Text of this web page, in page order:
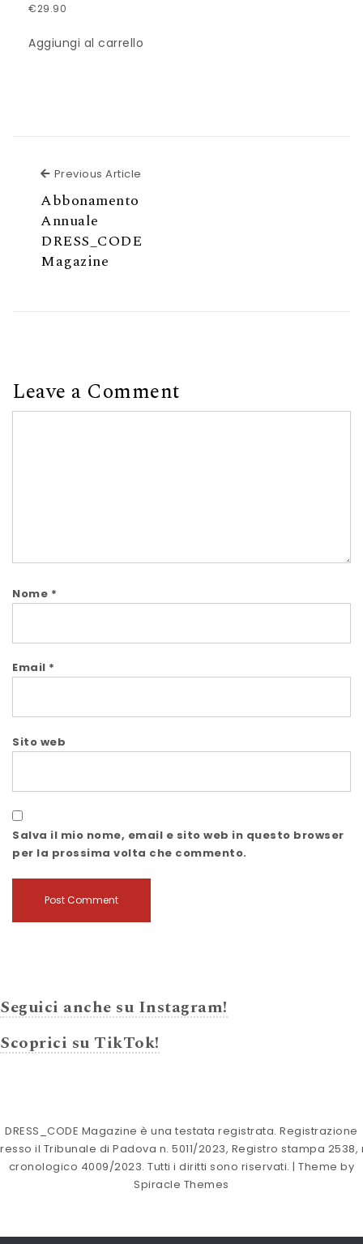
€29.90
Aggiungi al carrello
Previous Article
Abbonamento
Annuale
DRESS_CODE
Magazine
Leave a Comment
Nome *
Email *
Sito web
Salva il mio nome, email e sito web in questo browser
per la prossima volta che commento.
Seguici anche su Instagram!
Scoprici su TikTok!
DRESS_CODE Magazine è una testata registrata. Registrazione
il Tribunale di Padova n. 5011/2023, Registro stampa 2538,
cronologico 4009/2023. Tutti i diritti sono riservati. | Theme by
Spiracle Themes